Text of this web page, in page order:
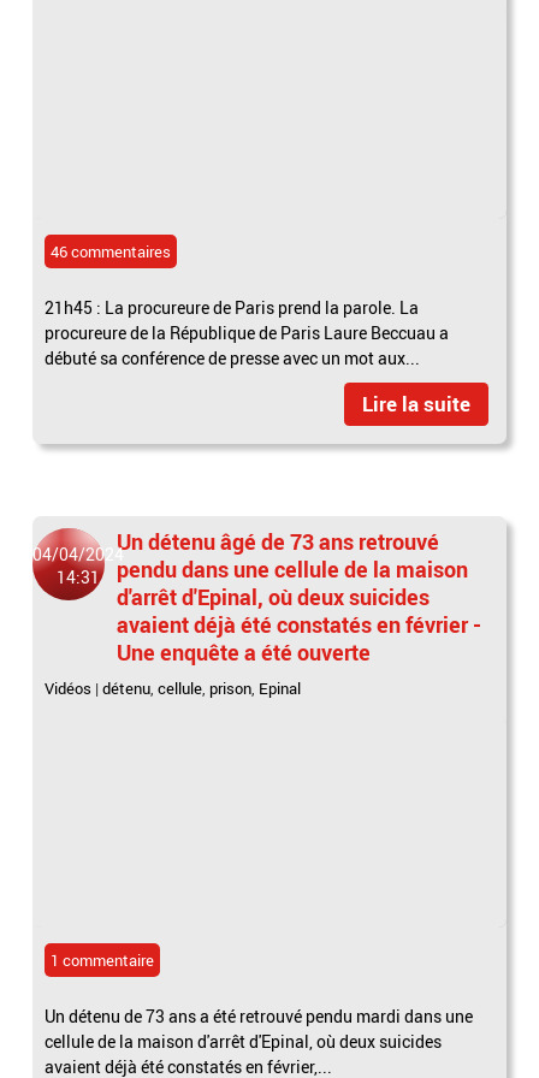
46 commentaires
21h45 : La procureure de Paris prend la parole. La
procureure de la République de Paris Laure Beccuau a
débuté sa conférence de presse avec un mot aux...
Lire la suite
04/04/2024
14:31
Un détenu âgé de 73 ans retrouvé
pendu dans une cellule de la maison
d'arrêt d'Epinal, où deux suicides
avaient déjà été constatés en février -
Une enquête a été ouverte
Vidéos |détenu ,cellule prison Epinal
1 commentaire
Un détenu de 73 ans a été retrouvé pendu mardi dans une
cellule de la maison d'arrêt d'Epinal, où deux suicides
avaient déjà été constatés en février,...